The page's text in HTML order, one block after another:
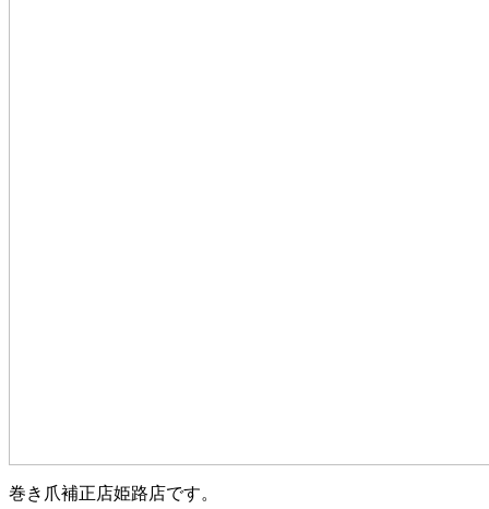
巻き爪補正店姫路店です。